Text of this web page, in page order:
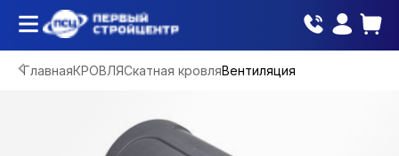
ГлавнаяКРОВЛЯСкатная кровляВентиляция